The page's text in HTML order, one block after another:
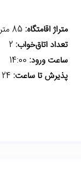
متراژ اقامتگاه:
تعداد اتاق‌خواب:
ساعت ورود:
پذیرش تا ساعت: